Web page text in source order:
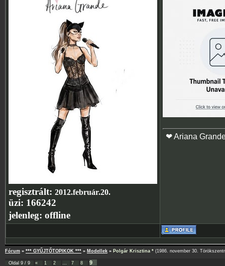
regisztrált: 2012.február.20.
üzi: 166242
jelenleg: offline
❤ Ariana
Fórum » *** GYŰJTŐTOPIKOK *** » Modellek » Polgár Krisztina * (1986. november 30.
Oldal 9 / 9 « 1 2 … 7 8 9